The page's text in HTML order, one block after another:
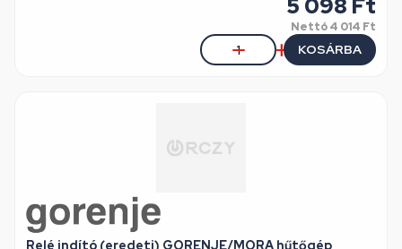
5 098 Ft
Nettó4 014 Ft
KOSÁRBA
Relé indító (eredeti) GORENJE/MORA hűtőgép